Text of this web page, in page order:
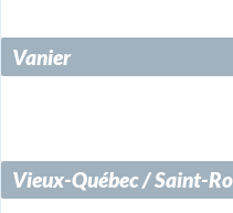
Vanier
Vieux-Québec / Saint-